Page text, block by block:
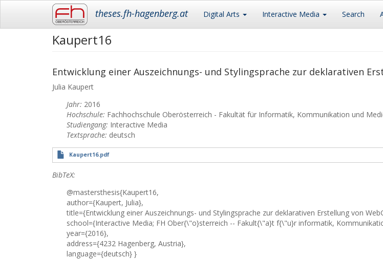
theses.fh-hagenberg.at
Main
navigation
Digital Arts Interactive Media Search
Kaupert16
Entwicklung einer Auszeichnungs- und Stylingsprache zur deklarativen
Julia Kaupert
Jahr: 2016
Hochschule: Fachhochschule Oberösterreich - Fakultät für Informatik, Kommunikation und
Studiengang: Interactive Media
Textsprache: deutsch
Kaupert16.pdf
BibTeX:
@mastersthesis{Kaupert16,
author={Kaupert, Julia},
title={Entwicklung einer Auszeichnungs- und Stylingsprache zur deklarativen Erstellung von
school={Interactive Media; FH Ober{\"o}sterreich -- Fakult{\"a}t f{\"u}r informatik,
year={2016},
address={4232 Hagenberg, Austria},
language={deutsch} }